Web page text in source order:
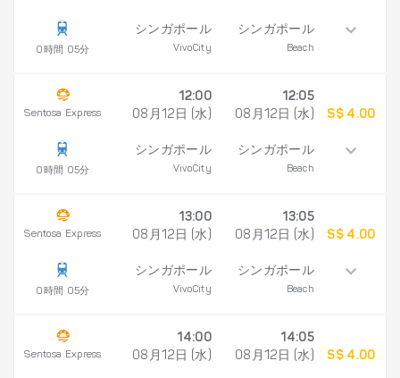
0時間 05分
シンガポール
VivoCity
シンガポール
Beach
Sentosa Express
0時間 05分
12:00
08月12日 (水)
シンガポール
VivoCity
12:05
08月12日 (水)
シンガポール
Beach
S$ 4.00
Sentosa Express
0時間 05分
13:00
08月12日 (水)
シンガポール
VivoCity
13:05
08月12日 (水)
シンガポール
Beach
S$ 4.00
Sentosa Express
14:00
08月12日 (水)
14:05
08月12日 (水)
S$ 4.00